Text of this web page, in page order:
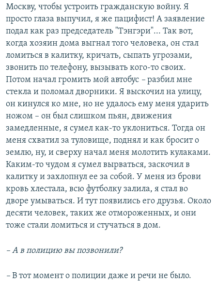
Москву, чтобы устроить гражданскую войну. Я
просто глаза выпучил, я же пацифист! А заявление
подал как раз председатель "Тэнгэри"... Так вот,
когда хозяин дома выгнал того человека, он стал
ломиться в калитку, кричать, сыпать угрозами,
звонить по телефону, вызывать кого-то своих.
Потом начал громить мой автобус – разбил мне
стекла и поломал дворники. Я выскочил на улицу,
он кинулся ко мне, но не удалось ему меня ударить
ножом – он был слишком пьян, движения
замедленные, я сумел как-то уклониться. Тогда он
меня схватил за туловище, поднял и как бросит о
землю, ну, и сверху начал меня молотить кулаками.
Каким-то чудом я сумел вырваться, заскочил в
калитку и захлопнул ее за собой. У меня из брови
кровь хлестала, всю футболку залила, я стал во
дворе умываться. И тут появились его друзья. Около
десяти человек, таких же отмороженных, и они
тоже стали ломиться и стучаться в дом.
– А в полицию вы позвонили?
– В тот момент о полиции даже и речи не было.